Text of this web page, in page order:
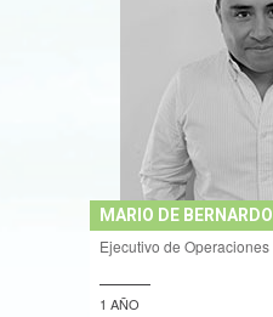
MARIO DE BERNARDO
Ejecutivo de Operaciones
1 AÑO